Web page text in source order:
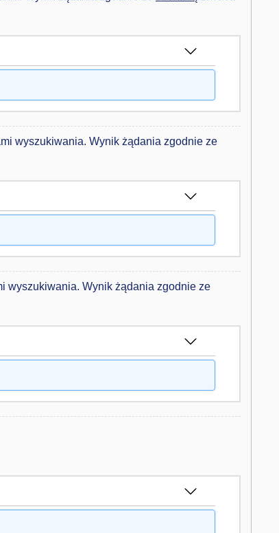
wyszukiwania. Wynik żądania zgodnie ze
wyszukiwania. Wynik żądania zgodnie ze